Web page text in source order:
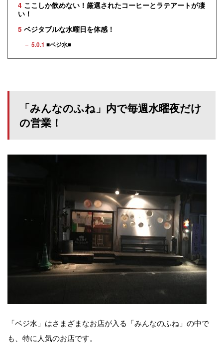
4 ここしか飲めない！厳選されたコーヒーとラテアートが凄
い！
5 ベジタブルな水曜日を体感！
5.0.1 ■ベジ水■
「みんなのふね」内で毎週水曜夜だけ
の営業！
「ベジ水」はさまざまなお店が入る「みんなのふね」の中で
も、特に人気のお店です。